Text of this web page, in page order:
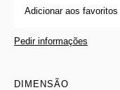
Adicionar aos favoritos
Pedir informações
DIMENSÃO